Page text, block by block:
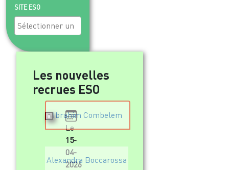
SITE ESO
Les nouvelles
recrues ESO
Ibrahim Combelem
Alexandra Boccarossa
Le
15-
04-
2026